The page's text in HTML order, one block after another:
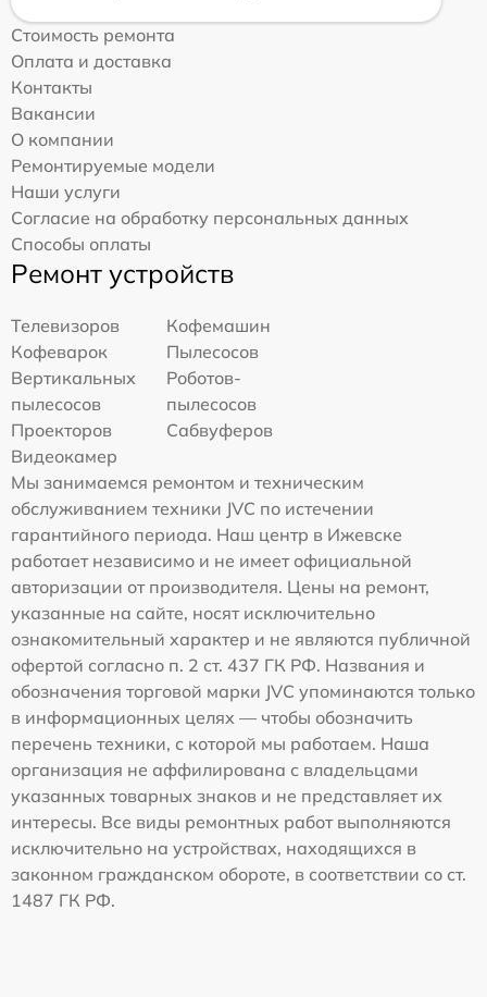
Стоимость ремонта
Оплата и доставка
Контакты
Вакансии
О компании
Ремонтируемые модели
Наши услуги
Согласие на обработку персональных данных
Способы оплаты
Ремонт устройств
Телевизоров
Кофемашин
Кофеварок
Пылесосов
Вертикальных
пылесосов
Роботов-
пылесосов
Проекторов
Сабвуферов
Видеокамер
Мы занимаемся ремонтом и техническим
обслуживанием техники JVC по истечении
гарантийного периода. Наш центр в Ижевске
работает независимо и не имеет официальной
авторизации от производителя. Цены на ремонт,
указанные на сайте, носят исключительно
ознакомительный характер и не являются публичной
офертой согласно п. 2 ст. 437 ГК РФ. Названия и
обозначения торговой марки JVC упоминаются только
в информационных целях — чтобы обозначить
перечень техники, с которой мы работаем. Наша
организация не аффилирована с владельцами
указанных товарных знаков и не представляет их
интересы. Все виды ремонтных работ выполняются
исключительно на устройствах, находящихся в
законном гражданском обороте, в соответствии со ст.
1487 ГК РФ.